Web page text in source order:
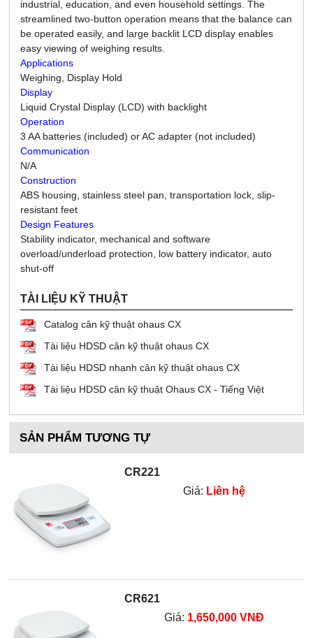
industrial, education, and even household settings. The
streamlined two-button operation means that the balance can
be operated easily, and large backlit LCD display enables
easy viewing of weighing results.
Applications
Weighing, Display Hold
Display
Liquid Crystal Display (LCD) with backlight
Operation
3 AA batteries (included) or AC adapter (not included)
Communication
N/A
Construction
ABS housing, stainless steel pan, transportation lock, slip-
resistant feet
Design Features
Stability indicator, mechanical and software
overload/underload protection, low battery indicator, auto
shut-off
TÀI LIỆU KỸ THUẬT
Catalog cân kỹ thuật ohaus CX
Tài liệu HDSD cân kỹ thuật ohaus CX
Tài liệu HDSD nhanh cân kỹ thuật ohaus CX
Tài liệu HDSD cân kỹ thuật Ohaus CX - Tiếng Việt
SẢN PHẨM TƯƠNG TỰ
CR221
Giá: Liên hệ
CR621
Giá: 1,650,000 VNĐ